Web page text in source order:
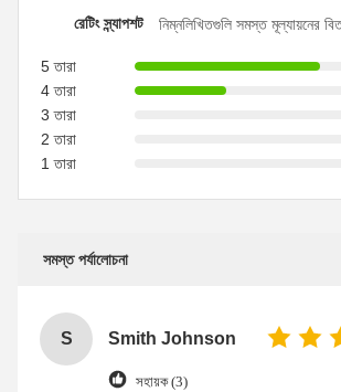
রেটিং স্ন্যাপশট নিম্নলিখিতগুলি সমস্ত মূল্যায়নের
5 তারা
4 তারা
3 তারা
2 তারা
1 তারা
সমস্ত পর্যালোচনা
S Smith Johnson
সহায়ক (3)